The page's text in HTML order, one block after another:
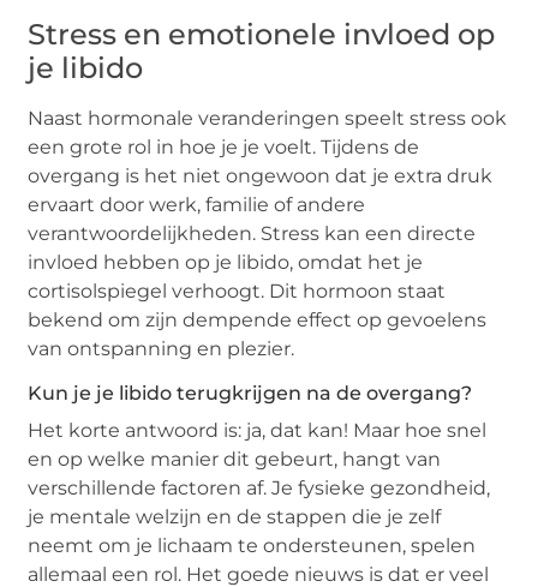
Stress en emotionele invloed op
je libido
Naast hormonale veranderingen speelt stress ook
een grote rol in hoe je je voelt. Tijdens de
overgang is het niet ongewoon dat je extra druk
ervaart door werk, familie of andere
verantwoordelijkheden. Stress kan een directe
invloed hebben op je libido, omdat het je
cortisolspiegel verhoogt. Dit hormoon staat
bekend om zijn dempende effect op gevoelens
van ontspanning en plezier.
Kun je je libido terugkrijgen na de overgang?
Het korte antwoord is: ja, dat kan! Maar hoe snel
en op welke manier dit gebeurt, hangt van
verschillende factoren af. Je fysieke gezondheid,
je mentale welzijn en de stappen die je zelf
neemt om je lichaam te ondersteunen, spelen
allemaal een rol. Het goede nieuws is dat er veel